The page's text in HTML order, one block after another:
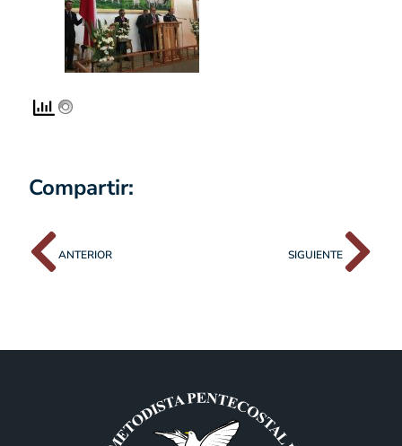
Compartir:
ANTERIOR SIGUIENTE